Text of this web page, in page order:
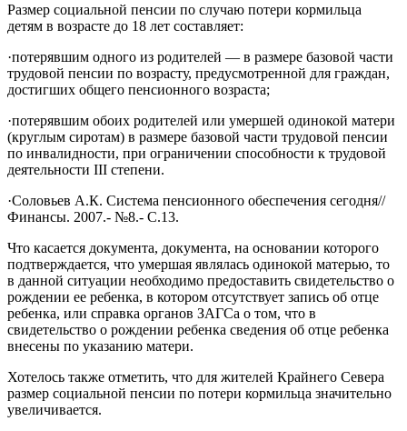
Размер социальной пенсии по случаю потери кормильца
детям в возрасте до 18 лет составляет:
·потерявшим одного из родителей — в размере базовой части
трудовой пенсии по возрасту, предусмотренной для граждан,
достигших общего пенсионного возраста;
·потерявшим обоих родителей или умершей одинокой матери
(круглым сиротам) в размере базовой части трудовой пенсии
по инвалидности, при ограничении способности к трудовой
деятельности III степени.
·Соловьев А.К. Система пенсионного обеспечения сегодня//
Финансы. 2007.- №8.- С.13.
Что касается документа, документа, на основании которого
подтверждается, что умершая являлась одинокой матерью, то
в данной ситуации необходимо предоставить свидетельство о
рождении ее ребенка, в котором отсутствует запись об отце
ребенка, или справка органов ЗАГСа о том, что в
свидетельство о рождении ребенка сведения об отце ребенка
внесены по указанию матери.
Хотелось также отметить, что для жителей Крайнего Севера
размер социальной пенсии по потери кормильца значительно
увеличивается.